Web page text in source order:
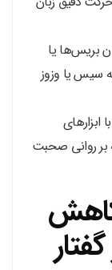
بریس‌ها یا
سیس یا وزوز
ابزارهای
بر روانی صحبت